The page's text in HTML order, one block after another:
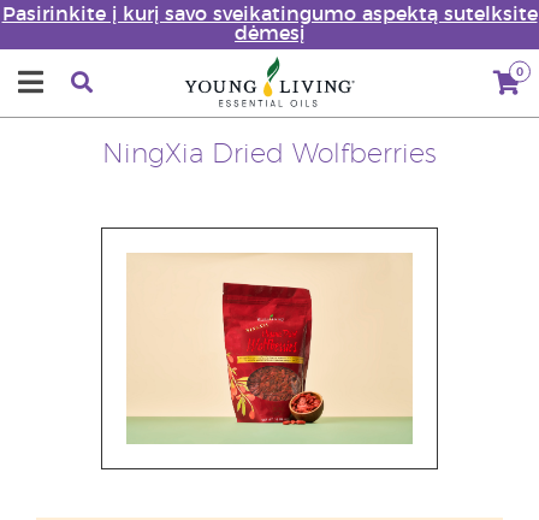
Pasirinkite į kurį savo sveikatingumo aspektą sutelksite
dėmesį
0
NingXia Dried Wolfberries